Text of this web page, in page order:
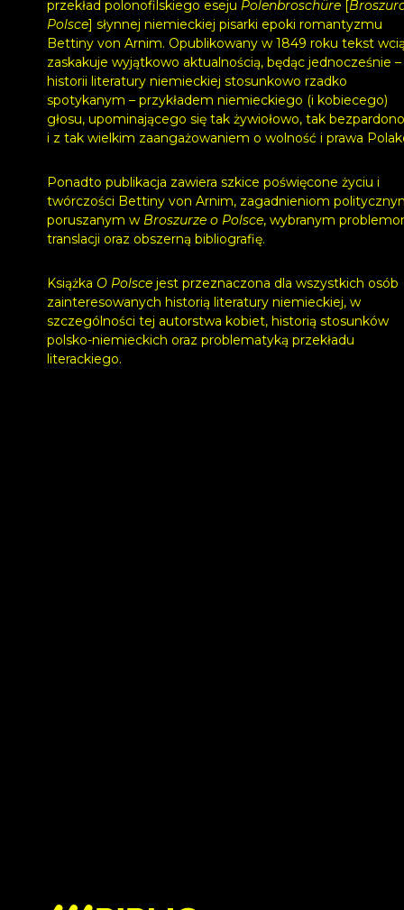
przekład polonofilskiego eseju Polenbroschüre [
Polsce] słynnej niemieckiej pisarki epoki romantyzmu
Bettiny von Arnim. Opublikowany w 1849 roku tekst
zaskakuje wyjątkowo aktualnością, będąc jednocześnie
historii literatury niemieckiej stosunkowo rzadko
spotykanym – przykładem niemieckiego (i kobiecego)
głosu, upominającego się tak żywiołowo, tak
i z tak wielkim zaangażowaniem o wolność i prawa
Ponadto publikacja zawiera szkice poświęcone życiu i
twórczości Bettiny von Arnim, zagadnieniom
poruszanym w Broszurze o Polsce, wybranym
translacji oraz obszerną bibliografię.
Książka O Polsce jest przeznaczona dla wszystkich osób
zainteresowanych historią literatury niemieckiej, w
szczególności tej autorstwa kobiet, historią stosunków
polsko-niemieckich oraz problematyką przekładu
literackiego.